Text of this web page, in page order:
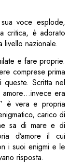
voce esplode,
critica, è adorato
nazionale.
e fare proprie.
comprese prima
Scritta nel
amore…invece era
è vera e propria
carico di
sa di mare e di
d’amore il cui
i suoi enigmi e le
risposta.